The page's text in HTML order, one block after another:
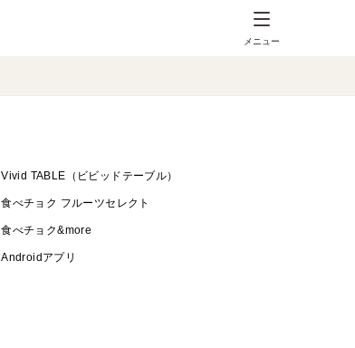
メニュー
Vivid TABLE（ビビッドテーブル）
食べチョク フルーツセレクト
食べチョク&more
Androidアプリ